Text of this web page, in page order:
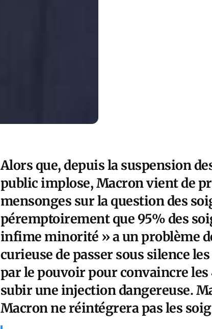
Alors que, depuis la suspension
public implose, Macron vient de
mensonges sur la question des
péremptoirement que 95% des
infime minorité » a un problème
curieuse de passer sous silence
par le pouvoir pour convaincre les
subir une injection dangereuse.
Macron ne réintégrera pas les